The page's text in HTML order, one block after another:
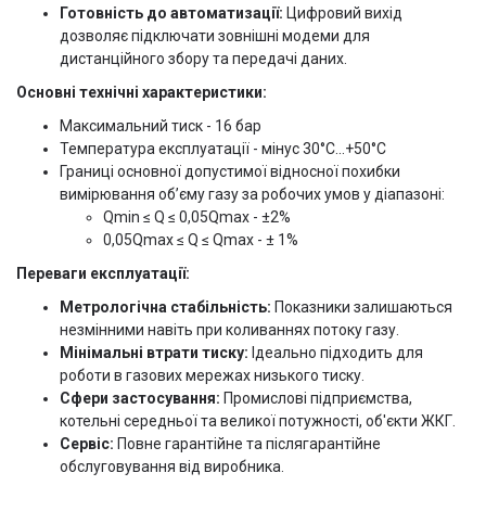
Готовність до автоматизації: Цифровий вихід
дозволяє підключати зовнішні модеми для
дистанційного збору та передачі даних.
Основні технічні характеристики:
Максимальний тиск - 16 бар
Температура експлуатації - мінус 30°С...+50°С
Границі основної допустимої відносної похибки
вимірювання об’єму газу за робочих умов у діапазоні:
Qmin ≤ Q ≤ 0,05Qmax - ±2%
0,05Qmax ≤ Q ≤ Qmax - ± 1%
Переваги експлуатації:
Метрологічна стабільність: Показники залишаються
незмінними навіть при коливаннях потоку газу.
Мінімальні втрати тиску: Ідеально підходить для
роботи в газових мережах низького тиску.
Сфери застосування: Промислові підприємства,
котельні середньої та великої потужності, об'єкти ЖКГ.
Сервіс: Повне гарантійне та післягарантійне
обслуговування від виробника.